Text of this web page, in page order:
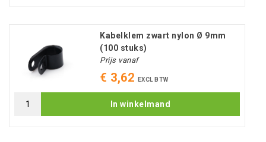
Kabelklem zwart nylon Ø 9mm
(100 stuks)
Prijs vanaf
€ 3,62 EXCL BTW
In winkelmand